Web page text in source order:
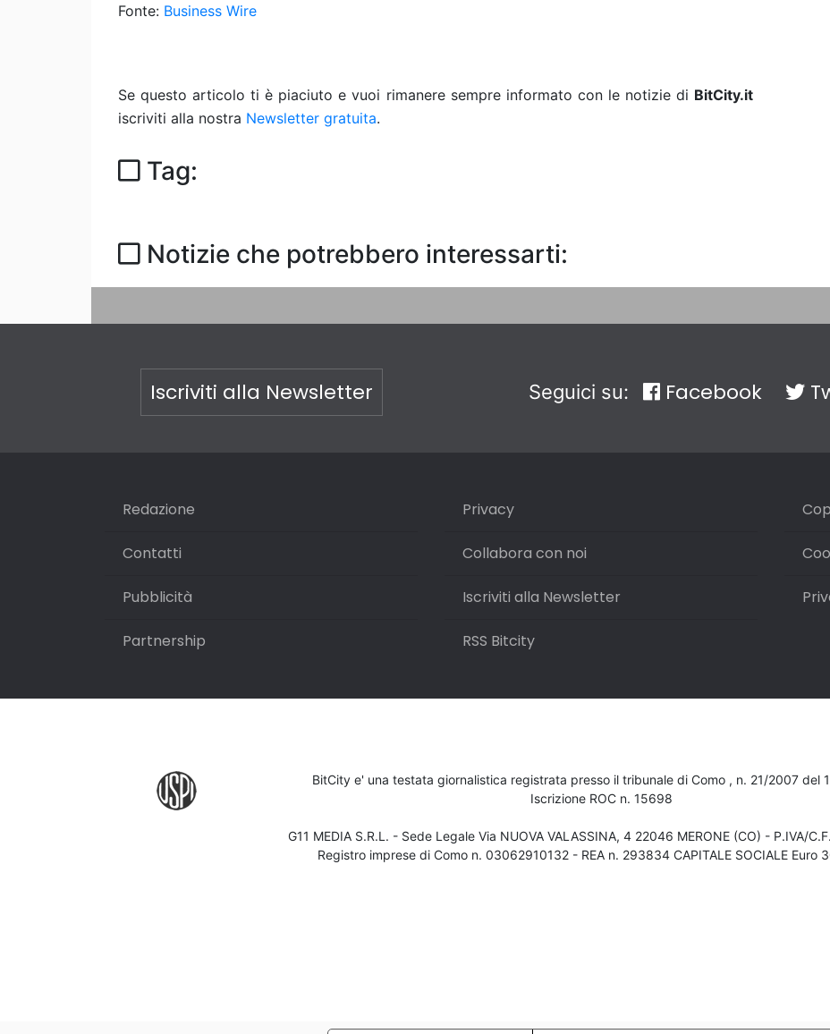
Fonte: Business Wire
Se questo articolo ti è piaciuto e vuoi rimanere sempre informato con le notizie di BitCity.it
iscriviti alla nostra Newsletter gratuita.
Tag:
Notizie che potrebbero interessarti:
Iscriviti alla Newsletter Seguici su: Facebook
Redazione
Contatti
Pubblicità
Partnership
Privacy
Collabora con noi
Iscriviti alla Newsletter
RSS Bitcity
BitCity e' una testata giornalistica registrata presso il tribunale di Como , n. 21/2007 del
Iscrizione ROC n. 15698
G11 MEDIA S.R.L. - Sede Legale Via NUOVA VALASSINA, 4 22046 MERONE (CO) - P.IVA/
Registro imprese di Como n. 03062910132 - REA n. 293834 CAPITALE SOCIALE Euro